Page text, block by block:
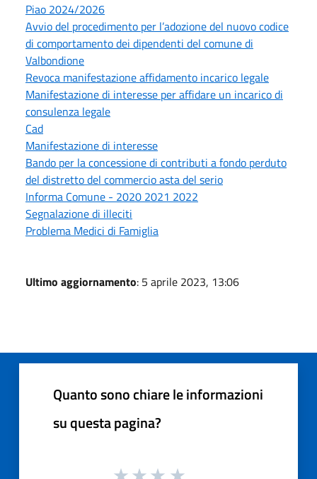
Piao 2024/2026
Avvio del procedimento per l’adozione del nuovo codice
di comportamento dei dipendenti del comune di
Valbondione
Revoca manifestazione affidamento incarico legale
Manifestazione di interesse per affidare un incarico di
consulenza legale
Cad
Manifestazione di interesse
Bando per la concessione di contributi a fondo perduto
del distretto del commercio asta del serio
Informa Comune - 2020 2021 2022
Segnalazione di illeciti
Problema Medici di Famiglia
Ultimo aggiornamento: 5 aprile 2023, 13:06
Quanto sono chiare le informazioni
su questa pagina?